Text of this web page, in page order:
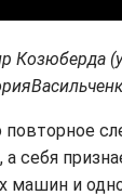
Козюберда
а себя
машин и